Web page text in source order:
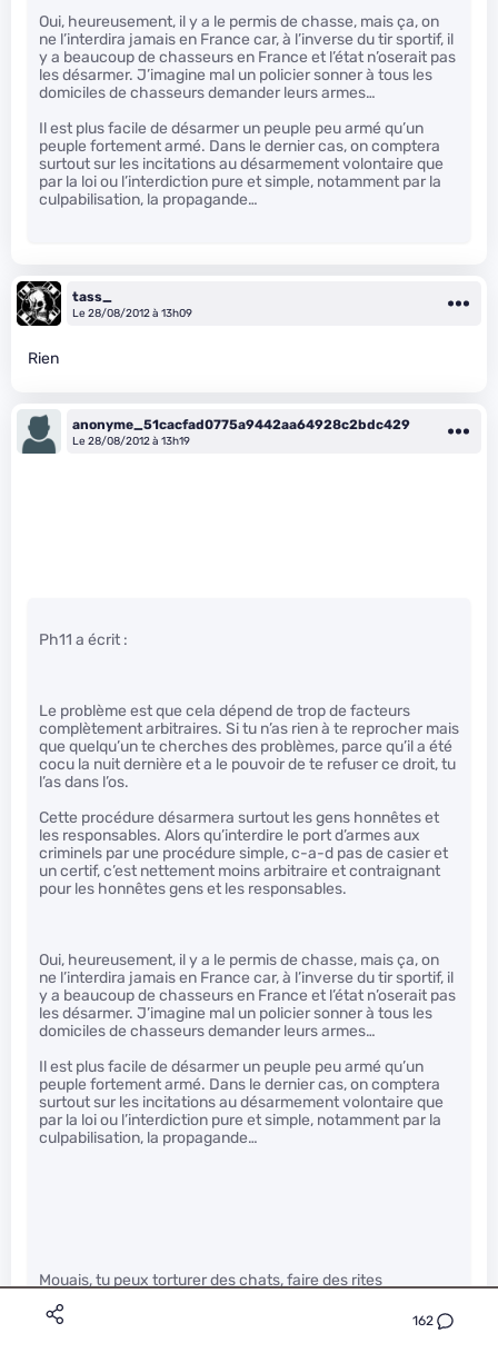
162
Oui, heureusement, il y a le permis de chasse, mais ça, on
ne l’interdira jamais en France car, à l’inverse du tir sportif, il
y a beaucoup de chasseurs en France et l’état n’oserait pas
les désarmer. J’imagine mal un policier sonner à tous les
domiciles de chasseurs demander leurs armes…
Il est plus facile de désarmer un peuple peu armé qu’un
peuple fortement armé. Dans le dernier cas, on comptera
surtout sur les incitations au désarmement volontaire que
par la loi ou l’interdiction pure et simple, notamment par la
culpabilisation, la propagande…
tass_
Le 28/08/2012 à 13h09
Rien
anonyme_51cacfad0775a9442aa64928c2bdc429
Le 28/08/2012 à 13h19
Ph11 a écrit :
Le problème est que cela dépend de trop de facteurs
complètement arbitraires. Si tu n’as rien à te reprocher mais
que quelqu’un te cherches des problèmes, parce qu’il a été
cocu la nuit dernière et a le pouvoir de te refuser ce droit, tu
l’as dans l’os.
Cette procédure désarmera surtout les gens honnêtes et
les responsables. Alors qu’interdire le port d’armes aux
criminels par une procédure simple, c-a-d pas de casier et
un certif, c’est nettement moins arbitraire et contraignant
pour les honnêtes gens et les responsables.
Oui, heureusement, il y a le permis de chasse, mais ça, on
ne l’interdira jamais en France car, à l’inverse du tir sportif, il
y a beaucoup de chasseurs en France et l’état n’oserait pas
les désarmer. J’imagine mal un policier sonner à tous les
domiciles de chasseurs demander leurs armes…
Il est plus facile de désarmer un peuple peu armé qu’un
peuple fortement armé. Dans le dernier cas, on comptera
surtout sur les incitations au désarmement volontaire que
par la loi ou l’interdiction pure et simple, notamment par la
culpabilisation, la propagande…
Mouais, tu peux torturer des chats, faire des rites
dos et sans l’accord des gens qui vivent avec toi, tant que la